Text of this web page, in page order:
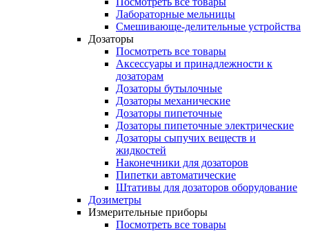
Лабораторные мельницы
Смешивающе-делительные устройства
Дозаторы
Посмотреть все товары
Аксессуары и принадлежности к
дозаторам
Дозаторы бутылочные
Дозаторы механические
Дозаторы пипеточные
Дозаторы пипеточные электрические
Дозаторы сыпучих веществ и
жидкостей
Наконечники для дозаторов
Пипетки автоматические
Штативы для дозаторов оборудование
Дозиметры
Измерительные приборы
Посмотреть все товары